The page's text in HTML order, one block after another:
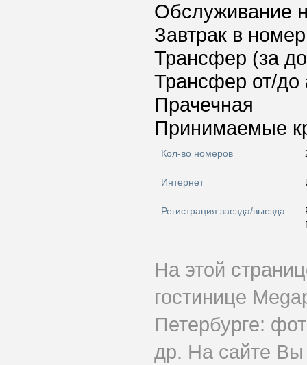
Обслуживание
Завтрак в номер
Трансфер (за
Трансфер от/до
Прачечная
Принимаемые
Кол-во номеров
Интернет
Регистрация заезда/выезда
На этой
гостинице
Петербурге:
др. На сайте Вы